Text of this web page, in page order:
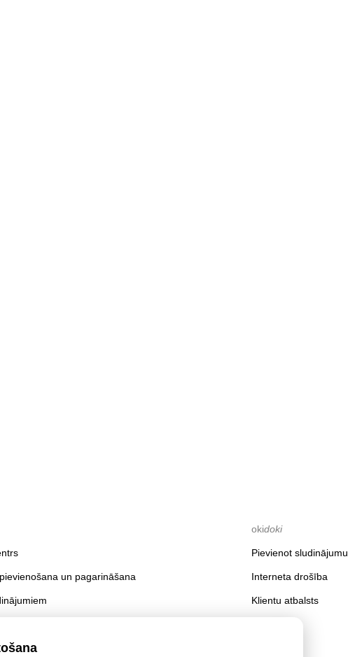
un pagarināšana
okidoki
Pievienot sludinājumu
Interneta drošība
Klientu atbalsts